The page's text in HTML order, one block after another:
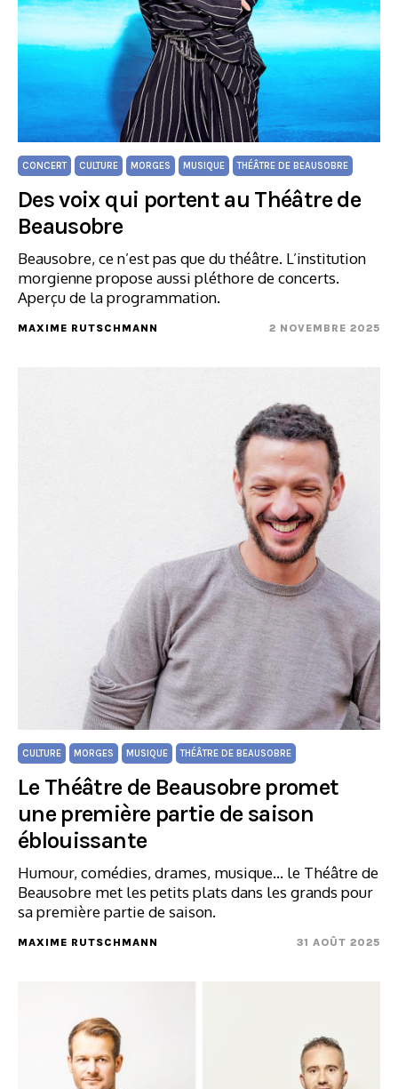
CONCERT CULTURE MORGES MUSIQUE THÉÂTRE DE BEAUSOBRE
Des voix qui portent au Théâtre de
Beausobre
Beausobre, ce n’est pas que du théâtre. L’institution
morgienne propose aussi pléthore de concerts.
Aperçu de la programmation.
MAXIME RUTSCHMANN 2 NOVEMBRE 2025
CULTURE MORGES MUSIQUE THÉÂTRE DE BEAUSOBRE
Le Théâtre de Beausobre promet
une première partie de saison
éblouissante
Humour, comédies, drames, musique... le Théâtre de
Beausobre met les petits plats dans les grands pour
sa première partie de saison.
MAXIME RUTSCHMANN 31 AOÛT 2025